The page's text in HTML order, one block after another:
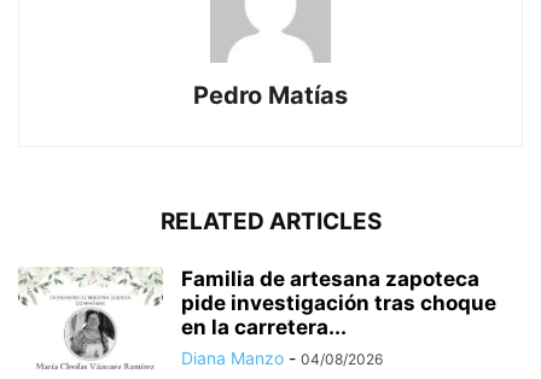
Pedro Matías
RELATED ARTICLES
Familia de artesana zapoteca
pide investigación tras choque
en la carretera...
Diana Manzo - 04/08/2026